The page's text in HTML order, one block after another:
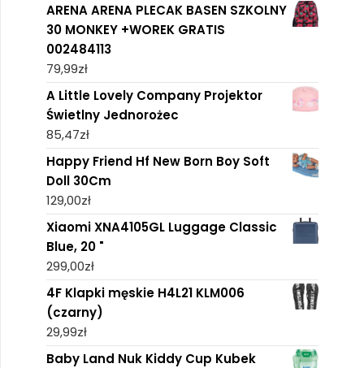
ARENA ARENA PLECAK BASEN SZKOLNY
30 MONKEY +WOREK GRATIS
002484113
79,99zł
A Little Lovely Company Projektor
Świetlny Jednorożec
85,47zł
Happy Friend Hf New Born Boy Soft
Doll 30Cm
129,00zł
Xiaomi XNA4105GL Luggage Classic
Blue, 20 "
299,00zł
4F Klapki męskie H4L21 KLM006
(czarny)
29,99zł
Baby Land Nuk Kiddy Cup Kubek